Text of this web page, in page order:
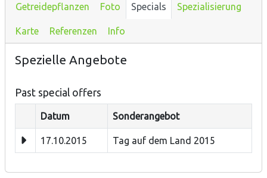
Getreidepflanzen Foto Specials Spezialisierung
Karte Referenzen Info
Spezielle Angebote
Past special offers
Datum Sonderangebot
17.10.2015 Tag auf dem Land 2015